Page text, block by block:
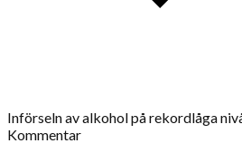
Införseln av alkohol på rekordlåga
Kommentar